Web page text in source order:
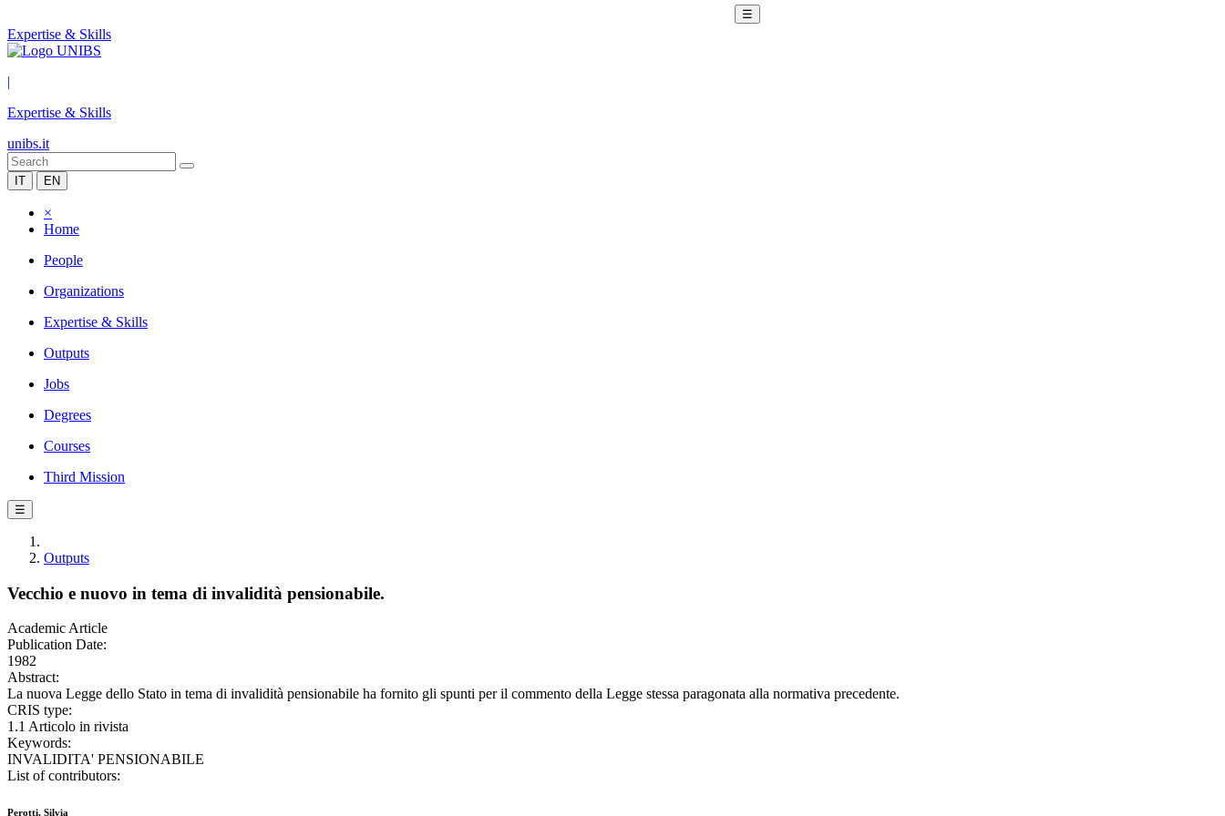
☰
Expertise & Skills
|
Expertise & Skills
unibs.it
IT EN
×
Home
People
Organizations
Expertise & Skills
Outputs
Jobs
Degrees
Courses
Third Mission
☰
Outputs
Vecchio e nuovo in tema di invalidità pensionabile.
Academic Article
Publication Date:
1982
Abstract:
La nuova Legge dello Stato in tema di invalidità pensionabile ha fornito gli spunti per il commento della Legge stessa paragonata alla normativa precedente.
CRIS type:
1.1 Articolo in rivista
Keywords:
INVALIDITA' PENSIONABILE
List of contributors:
Perotti, Silvia